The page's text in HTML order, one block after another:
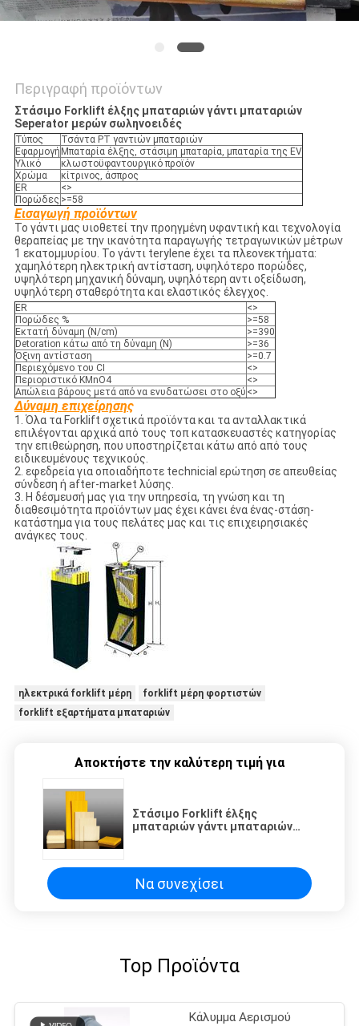
Περιγραφή προϊόντων
Στάσιμο Forklift έλξης μπαταριών γάντι μπαταριών
Seperator μερών σωληνοειδές
Τύπος
Τσάντα PT γαντιών μπαταριών
Εφαρμογή Μπαταρία έλξης, στάσιμη μπαταρία, μπαταρία της EV
Υλικό
κλωστοϋφαντουργικό προϊόν
Χρώμα
κίτρινος, άσπρος
ER
<>
Πορώδες >=58
Εισαγωγή προϊόντων
Το γάντι μας υιοθετεί την προηγμένη υφαντική και τεχνολογία
θεραπείας με την ικανότητα παραγωγής τετραγωνικών μέτρων
1 εκατομμυρίου. Το γάντι terylene έχει τα πλεονεκτήματα:
χαμηλότερη ηλεκτρική αντίσταση, υψηλότερο πορώδες,
υψηλότερη μηχανική δύναμη, υψηλότερη αντι οξείδωση,
υψηλότερη σταθερότητα και ελαστικός έλεγχος.
ER
<>
Πορώδες %
>=58
Εκτατή δύναμη (N/cm)
>=390
Detoration κάτω από τη δύναμη (Ν)
>=36
Όξινη αντίσταση
>=0.7
Περιεχόμενο του CI
<>
Περιοριστικό KMnO4
<>
Απώλεια βάρους μετά από να ενυδατώσει στο οξύ <>
Δύναμη επιχείρησης
1. Όλα τα Forklift σχετικά προϊόντα και τα ανταλλακτικά
επιλέγονται αρχικά από τους τοπ κατασκευαστές κατηγορίας
την επιθεώρηση, που υποστηρίζεται κάτω από από τους
ειδικευμένους τεχνικούς.
2. εφεδρεία για οποιαδήποτε technicial ερώτηση σε απευθείας
σύνδεση ή after-market λύσης.
3. Η δέσμευσή μας για την υπηρεσία, τη γνώση και τη
διαθεσιμότητα προϊόντων μας έχει κάνει ένα ένας-στάση-
κατάστημα για τους πελάτες μας και τις επιχειρησιακές
ανάγκες τους.
ηλεκτρικά forklift μέρη
forklift μέρη φορτιστών
forklift εξαρτήματα μπαταριών
Αποκτήστε την καλύτερη τιμή για
Στάσιμο Forklift έλξης
μπαταριών γάντι μπαταριών
Να συνεχίσει
Top Προϊόντα
Κάλυμμα Αερισμού